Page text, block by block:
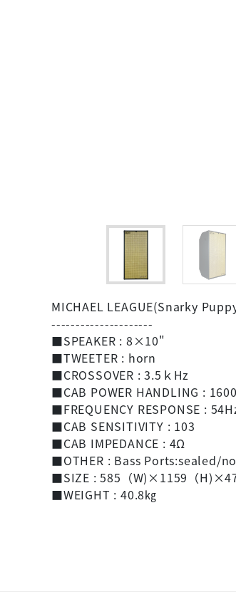
MICHAEL LEAGUE(Snarky
---------------------
■SPEAKER : 8×10"
■TWEETER : horn
■CROSSOVER : 3.5ｋHz
■CAB POWER HANDLING :
■FREQUENCY RESPONSE :
■CAB SENSITIVITY : 103
■CAB IMPEDANCE : 4Ω
■OTHER : Bass Ports:sealed/
■SIZE : 585（W)×1159（
■WEIGHT : 40.8㎏